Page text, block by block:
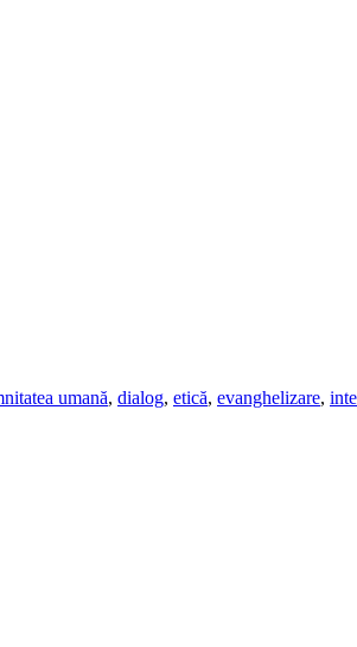
umană, dialog, etică, evanghelizare,